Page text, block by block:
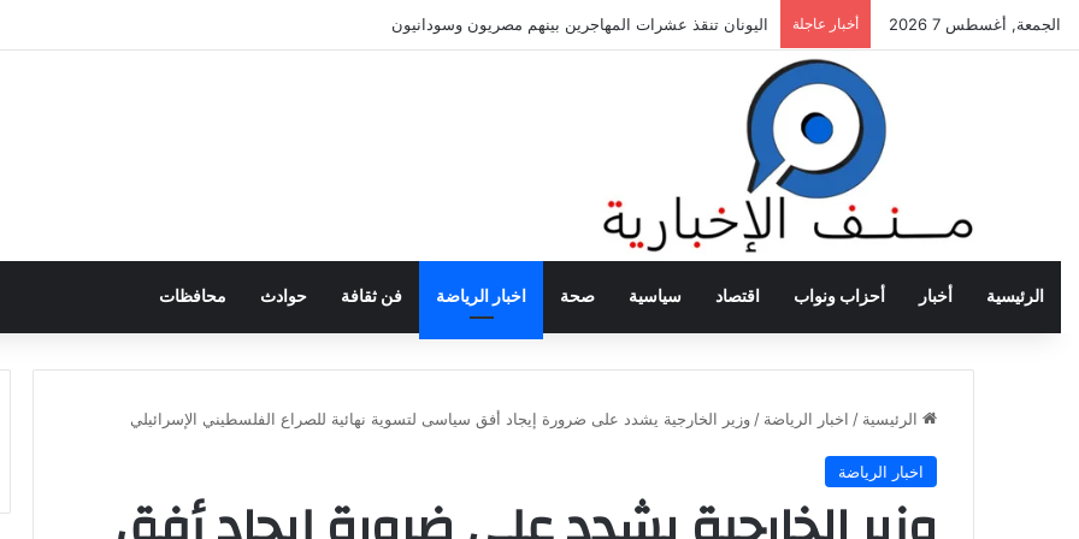
الجمعة, أغسطس 7 2026 أخبار عاجلة اليونان تنقذ عشرات المهاجرين بينهم مصريون وسودانيون
الرئيسية أخبار أحزاب ونواب اقتصاد سياسية صحة اخبار الرياضة فن ثقافة حوادث محافظات
الرئيسية / اخبار الرياضة / وزير الخارجية يشدد على ضرورة إيجاد أفق سياسى لتسوية نهائية للصراع الفلسطيني الإسرائيلي
اخبار الرياضة